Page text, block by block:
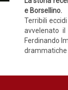
e Borsellino.
Terribili
avvelenato
Ferdinando
drammatiche